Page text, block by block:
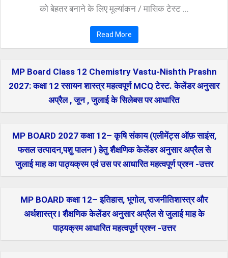
को बेहतर बनाने के लिए मूल्यांकन / मासिक टेस्ट ...
Read More
MP Board Class 12 Chemistry Vastu-Nishth Prashn
2027: कक्षा 12 रसायन शास्त्र महत्वपूर्ण MCQ टेस्ट. केलेंडर अनुसार
अप्रैल , जून , जुलाई के सिलेबस पर आधारित
MP BOARD 2027 कक्षा 12– कृषि संकाय (एलीमेंट्स ऑफ़ साइंस,
फसल उत्पादन,पशु पालन ) हेतु शैक्षणिक केलेंडर अनुसार अप्रैल से
जुलाई माह का पाठ्यक्रम एवं उस पर आधारित महत्वपूर्ण प्रश्न -उत्तर
MP BOARD कक्षा 12– इतिहास, भूगोल, राजनीतिशास्त्र और
अर्थशास्त्र I शैक्षणिक केलेंडर अनुसार अप्रैल से जुलाई माह के
पाठ्यक्रम आधारित महत्वपूर्ण प्रश्न -उत्तर